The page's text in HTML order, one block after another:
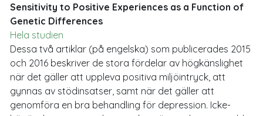
Sensitivity to Positive Experiences as a Function of
Genetic Differences
Hela studien
Dessa två artiklar (på engelska) som publicerades 2015
och 2016 beskriver de stora fördelar av högkänslighet
när det gäller att uppleva positiva miljöintryck, att
gynnas av stödinsatser, samt när det gäller att
genomföra en bra behandling för depression. Icke-